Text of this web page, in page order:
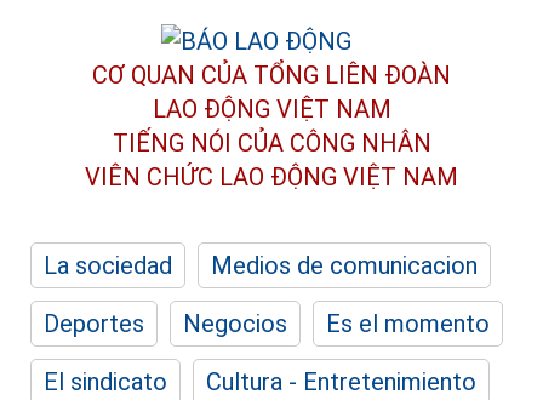
CƠ QUAN CỦA TỔNG LIÊN ĐOÀN
LAO ĐỘNG VIỆT NAM
TIẾNG NÓI CỦA CÔNG NHÂN
VIÊN CHỨC LAO ĐỘNG VIỆT NAM
La sociedad
Medios de comunicacion
Deportes
Negocios
Es el momento
El sindicato
Cultura - Entretenimiento